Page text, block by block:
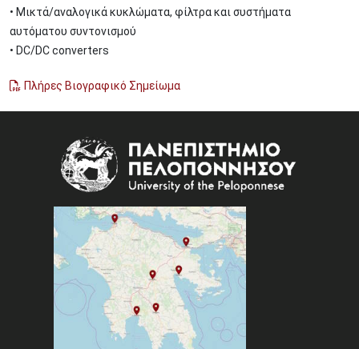
• Μικτά/αναλογικά κυκλώματα, φίλτρα και συστήματα
αυτόματου συντονισμού
• DC/DC converters
Πλήρες Βιογραφικό Σημείωμα